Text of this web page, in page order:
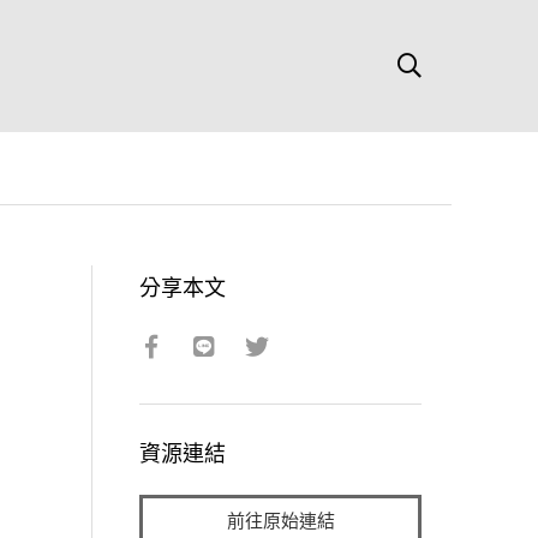
分享本文
資源連結
前往原始連結